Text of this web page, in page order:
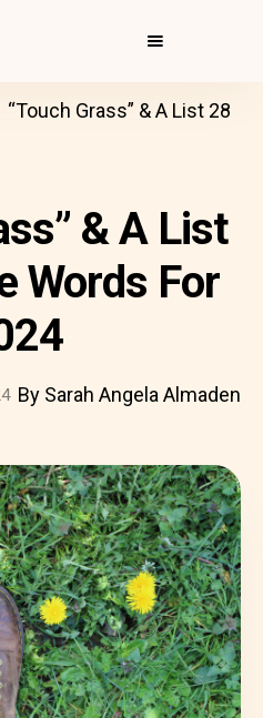
“Touch Grass” & A List 28
& A List
Words For
By Sarah Angela Almaden